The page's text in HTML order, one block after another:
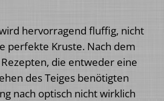
hervorragend fluffig, nicht
perfekte Kruste. Nach dem
die entweder eine
des Teiges benötigten
nach optisch nicht wirklich